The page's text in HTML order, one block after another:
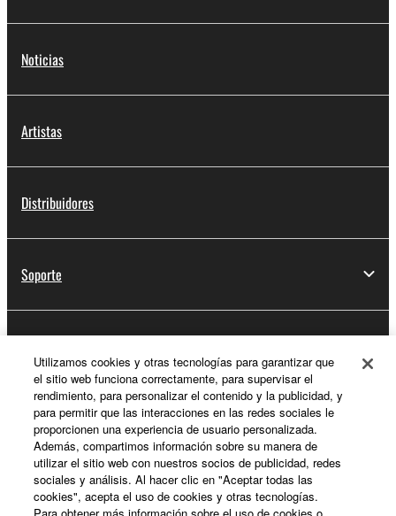
Noticias
Artistas
Distribuidores
Soporte
Acerca de Yamaha
España - Spanish
Utilizamos cookies y otras tecnologías para garantizar que
el sitio web funciona correctamente, para supervisar el
rendimiento, para personalizar el contenido y la publicidad, y
para permitir que las interacciones en las redes sociales le
proporcionen una experiencia de usuario personalizada.
Además, compartimos información sobre su manera de
utilizar el sitio web con nuestros socios de publicidad, redes
sociales y análisis. Al hacer clic en "Aceptar todas las
cookies", acepta el uso de cookies y otras tecnologías.